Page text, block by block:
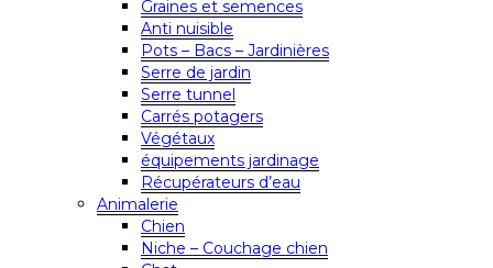
Graines et semences
Anti nuisible
Pots – Bacs – Jardinières
Serre de jardin
Serre tunnel
Carrés potagers
Végétaux
équipements jardinage
Récupérateurs d’eau
Animalerie
Chien
Niche – Couchage chien